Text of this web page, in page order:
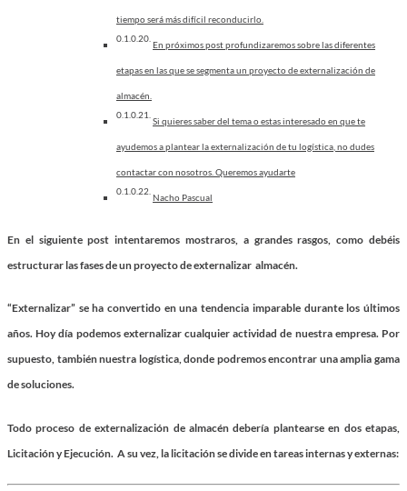
tiempo será más difícil reconducirlo.
En próximos post profundizaremos sobre las diferentes
etapas en las que se segmenta un proyecto de externalización de
almacén.
Si quieres saber del tema o estas interesado en que te
ayudemos a plantear la externalización de tu logística, no dudes
contactar con nosotros. Queremos ayudarte
Nacho Pascual
En el siguiente post intentaremos mostraros, a grandes rasgos, como debéis
estructurar las fases de un proyecto de externalizar almacén.
“Externalizar” se ha convertido en una tendencia imparable durante los últimos
años. Hoy día podemos externalizar cualquier actividad de nuestra empresa. Por
supuesto, también nuestra logística, donde podremos encontrar una amplia gama
de soluciones.
Todo proceso de externalización de almacén debería plantearse en dos etapas,
Licitación y Ejecución. A su vez, la licitación se divide en tareas internas y externas: